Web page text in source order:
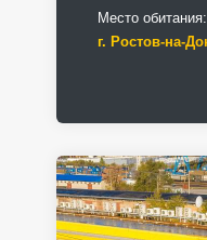
Место обитания:
г. Ростов-на-